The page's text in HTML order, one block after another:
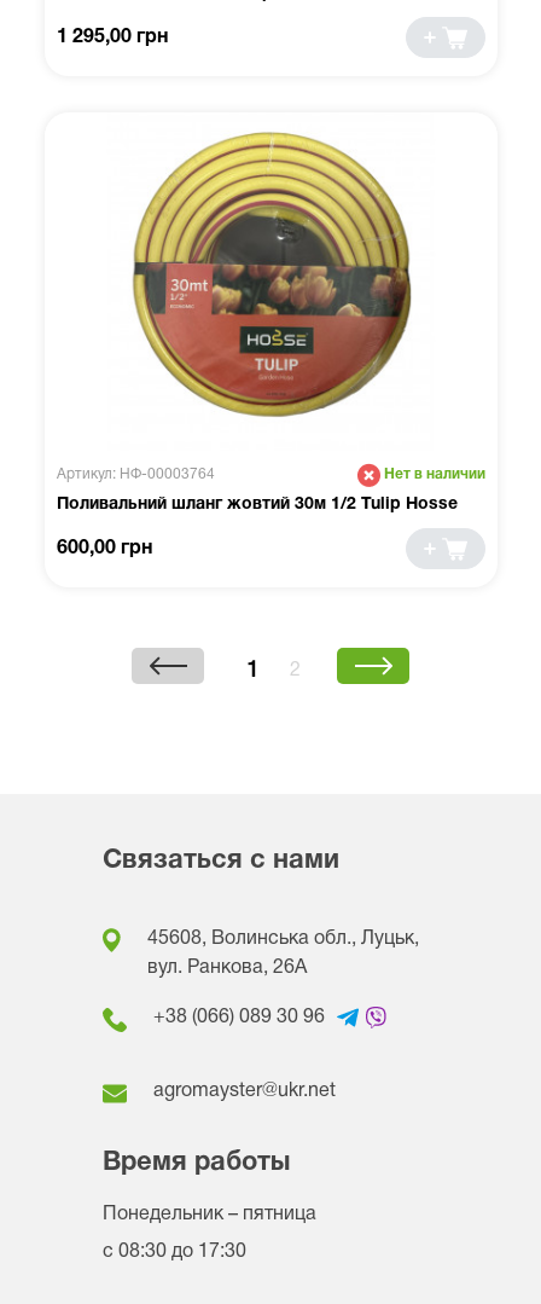
1 295,00 грн
Артикул: НФ-00003764 Нет в наличии
Поливальний шланг жовтий 30м 1/2 Tulip Hosse
600,00 грн
1 2
Связаться с нами
45608, Волинська обл., Луцьк,
вул. Ранкова, 26A
+38 (066) 089 30 96
agromayster@ukr.net
Время работы
Понедельник – пятница
с 08:30 до 17:30